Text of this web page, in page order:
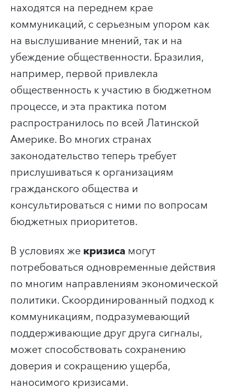
находятся на переднем крае
коммуникаций, с серьезным упором как
на выслушивание мнений, так и на
убеждение общественности. Бразилия,
например, первой привлекла
общественность к участию в бюджетном
процессе, и эта практика потом
распространилось по всей Латинской
Америке. Во многих странах
законодательство теперь требует
прислушиваться к организациям
гражданского общества и
консультироваться с ними по вопросам
бюджетных приоритетов.
В условиях жекризисамогут
потребоваться одновременные действия
по многим направлениям экономической
политики. Скоординированный подход к
коммуникациям, подразумевающий
поддерживающие друг друга сигналы,
может способствовать сохранению
доверия и сокращению ущерба,
наносимого кризисами.